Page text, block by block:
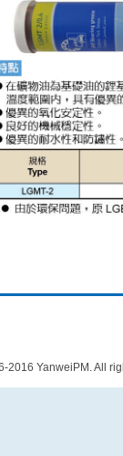
2016 YanweiPM. All